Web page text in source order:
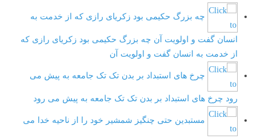
چه بزرگ حکیمی بود زکریای رازی که از خدمت به
انسان گفت و اولویت آن چه بزرگ حکیمی بود زکریای رازی که
از خدمت به انسان گفت و اولویت آن
چرخ های استبداد بر بدن تک تک جامعه به پیش می
رود چرخ های استبداد بر بدن تک تک جامعه به پیش می رود
مستبدین حتی چنگیز شمشیر خود را از ناحیه خدا می